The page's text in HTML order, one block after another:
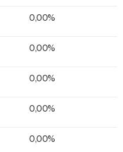
0,00%
0,00%
0,00%
0,00%
0,00%